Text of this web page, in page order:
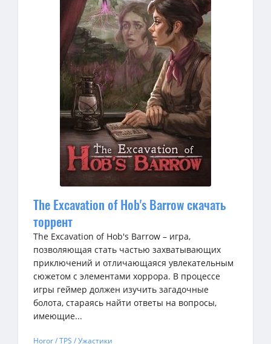
The Excavation of Hob's Barrow скачать
торрент
The Excavation of Hob's Barrow – игра,
позволяющая стать частью захватывающих
приключений и отличающаяся увлекательным
сюжетом с элементами хоррора. В процессе
игры геймер должен изучить загадочные
болота, стараясь найти ответы на вопросы,
имеющие...
Horor / TPS / Ужастики